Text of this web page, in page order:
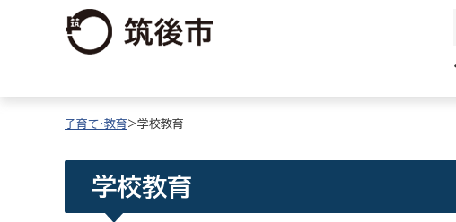
子育て・教育>学校教育
学校教育